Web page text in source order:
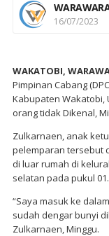
16/07/2023
WAKATOBI,
Pimpinan Cabang
Kabupaten Wakatobi,
orang tidak Dikenal,
Zulkarnaen, anak
pelemparan tersebut
di luar rumah di
selatan pada pukul
“Saya masuk ke
sudah dengar bunyi
Zulkarnaen, Minggu.